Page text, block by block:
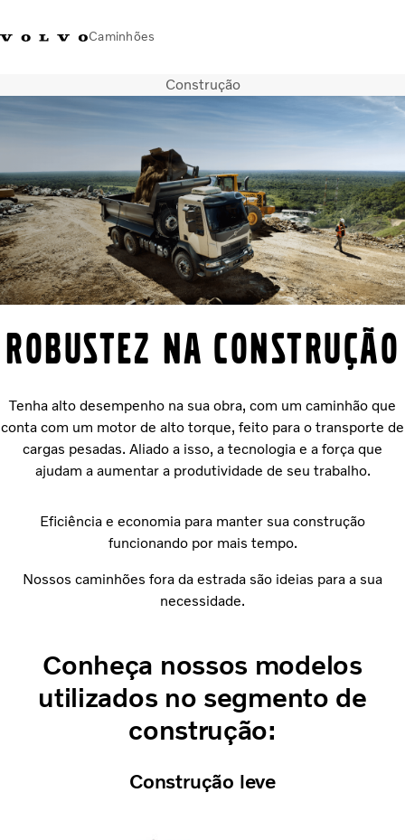
Caminhões
Seminovos
PEÇAS E SERVIÇOS
Concessionárias
Imprensa
Sobre nós
Fale com a Volvo
Construção
robustez na construção
Tenha alto desempenho na sua obra, com um caminhão que
conta com um motor de alto torque, feito para o transporte de
cargas pesadas. Aliado a isso, a tecnologia e a força que
ajudam a aumentar a produtividade de seu trabalho.
Eficiência e economia para manter sua construção
funcionando por mais tempo.
Nossos caminhões fora da estrada são ideias para a sua
necessidade.
Conheça nossos modelos
utilizados no segmento de
construção:
Construção leve